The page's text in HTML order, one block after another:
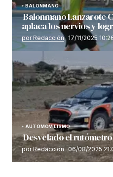
BALONMANO
Balonmano Lanzarote
aplaca los nervios y
por Redacción 17/11/2025
AUTOMOVILISMO
Desvelado el rutómetro
por Redacción 06/08/2025